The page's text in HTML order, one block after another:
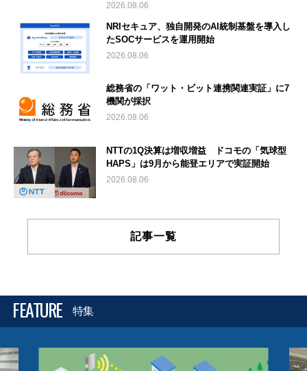
2026.08.06
NRIセキュア、独自開発のAI統制基盤を導入し
たSOCサービスを運用開始
2026.08.06
総務省の「ワット・ビット連携関連実証」に7
機関が採択
2026.08.06
NTTの1Q決算は増収増益 ドコモの「気球型
HAPS」は9月から能登エリアで実証開始
2026.08.06
記事一覧
FEATURE 特集